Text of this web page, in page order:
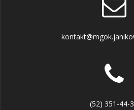
(52) 351-44-